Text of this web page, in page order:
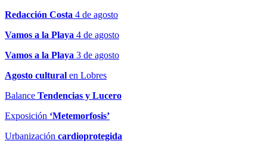
Redacción Costa 4 de agosto
Vamos a la Playa 4 de agosto
Vamos a la Playa 3 de agosto
Agosto cultural en Lobres
Balance Tendencias y Lucero
Exposición ‘Metemorfosis’
Urbanización cardioprotegida